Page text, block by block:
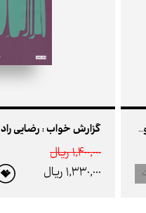
عروسی چاه (شهرزاد / ترانه دختر شاه پریون / بازی نامه فرود / سرطان / ضیافت شیطان / زیباترین گل های قالی / مجلس سیاووش خوانی) گزارش خواب : رضایی راد 5
1,400,000 ريال
1,330,000 ريال